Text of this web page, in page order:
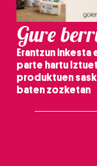
Gure
Erantzun inkesta
parte hartu
produktuen
baten zozketan